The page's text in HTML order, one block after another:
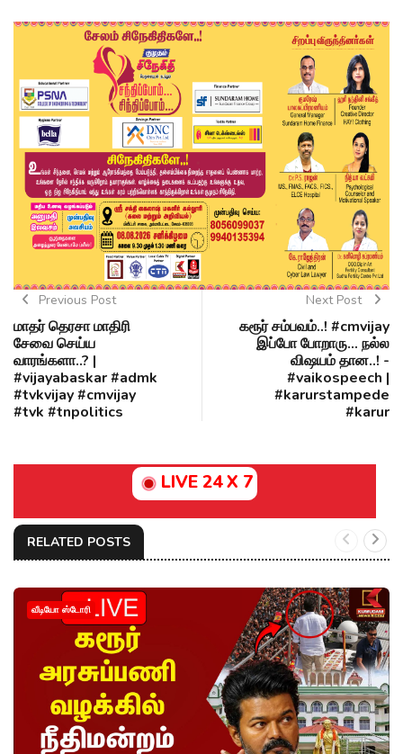
Previous Post
மாதர் தெரசா மாதிரி
சேவை செய்ய
வாரங்களா..? |
#vijayabaskar #admk
#tvkvijay #cmvijay
#tvk #tnpolitics
Next Post
கரூர் சம்பவம்..! #cmvijay
இப்போ போறாரு... நல்ல
விஷயம் தான..! -
#vaikospeech |
#karurstampede
#karur
LIVE 24 X 7
RELATED POSTS
வீடியோ ஸ்டோரி